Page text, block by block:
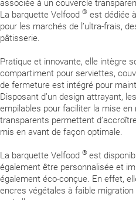
associée à un couvercle
La barquette Velfood ® est dédiée
pour les marchés de l’ultra-frais,
pâtisserie.
Pratique et innovante, elle intègre
compartiment pour serviettes,
de fermeture est intégré pour
Disposant d’un design attrayant,
empilables pour faciliter la mise en
transparents permettent
mis en avant de façon optimale.
La barquette Velfood ® est
également être personnalisée et
également éco-conçue. En effet,
encres végétales à faible